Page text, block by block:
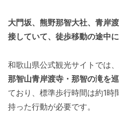
大門坂、熊野那智大社、青岸
接していて、徒歩移動の途中
和歌山県公式観光サイトでは、
那智山青岸渡寺・那智の滝を
ており、標準歩行時間は約1時
持った行動が必要です。